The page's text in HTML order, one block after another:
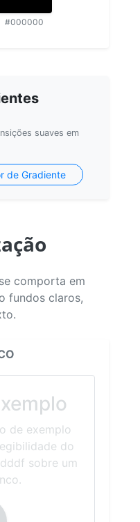
#000000
suaves em
de Gradiente
se comporta em
fundos claros,
de exemplo
do
sobre um